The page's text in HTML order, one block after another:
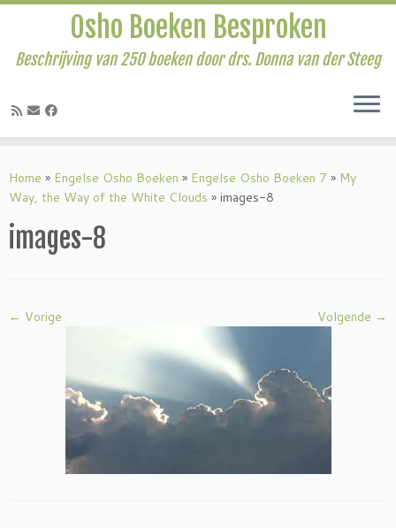
naar
inhoud
Osho Boeken Besproken
Beschrijving van 250 boeken door drs. Donna van der Steeg
Home » Engelse Osho Boeken » Engelse Osho Boeken 7 » My
Way, the Way of the White Clouds » images-8
images-8
← Vorige Volgende →